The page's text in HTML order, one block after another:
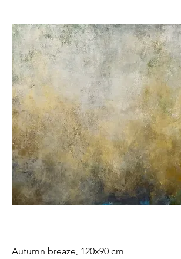
Autumn breaze, 120x90 cm